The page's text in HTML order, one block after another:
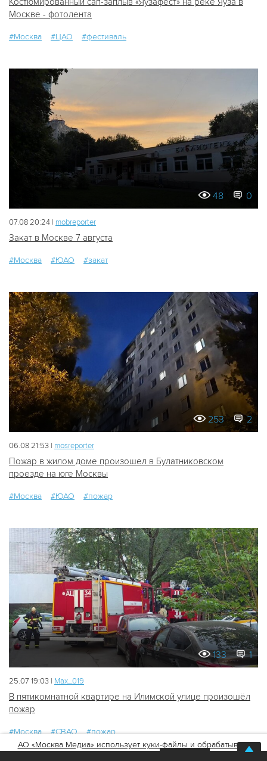
Москве - фотолента
#Москва #ЦАО #фестиваль
48 0
07.08 20:24 | mobreporter
Закат в Москве 7 августа
#Москва #ЮАО #закат
253 2
06.08 21:53 | mosreporter
Пожар в жилом доме произошел в Булатниковском
проезде на юге Москвы
#Москва #ЮАО #пожар
133 1
25.07 19:03 | Мах_019
В пятикомнатной квартире на Илимской улице произошёл
пожар
#Москва #СВАО
#пожар
АО «Москва Медиа» использует куки-файлы и обрабатывает